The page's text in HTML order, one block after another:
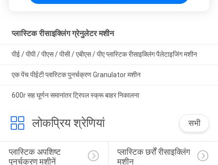
प्लास्टिक रीसाइक्लिंग ग्रेनुलेटर मशीन
पीई / पीपी / पीएस / पीसी / एबीएस / पीए प्लास्टिक रीसाइक्लिंग पैलेटाइजिंग मशीन
एक पेंच पीईटी प्लास्टिक पुनर्चक्रण Granulator मशीन
600r सह घूर्णन समानांतर ट्रिपल स्क्रू बाहर निकालना
लोकप्रिय श्रेणियां सभी
प्लास्टिक अपशिष्ट
पुनर्चक्रण मशीनें
प्लास्टिक छर्रों रीसाइक्लिंग
मशीन